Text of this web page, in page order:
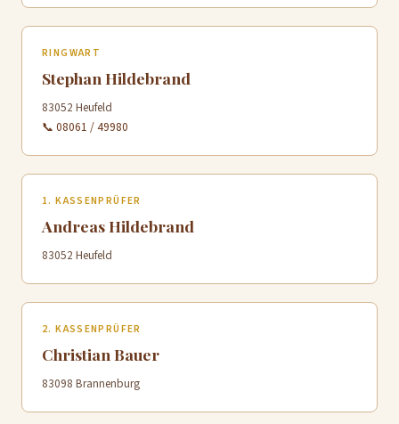
RINGWART
Stephan Hildebrand
83052 Heufeld
📞 08061 / 49980
1. KASSENPRÜFER
Andreas Hildebrand
83052 Heufeld
2. KASSENPRÜFER
Christian Bauer
83098 Brannenburg